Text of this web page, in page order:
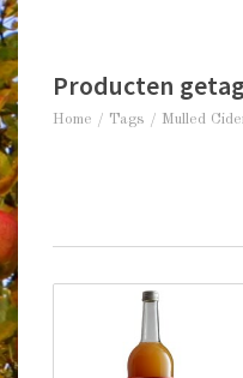
Producten
Home / Tags / Mulled